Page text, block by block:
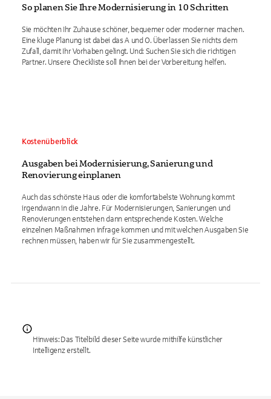
So planen Sie Ihre Modernisierung in 10 Schritten
Sie möchten Ihr Zuhause schöner, bequemer oder moderner machen.
Eine kluge Planung ist dabei das A und O. Überlassen Sie nichts dem
Zufall, damit Ihr Vorhaben gelingt. Und: Suchen Sie sich die richtigen
Partner. Unsere Checkliste soll Ihnen bei der Vorbereitung helfen.
Kostenüberblick
Ausgaben bei Modernisierung, Sanierung und
Renovierung einplanen
Auch das schönste Haus oder die komfortabelste Wohnung kommt
irgendwann in die Jahre. Für Modernisierungen, Sanierungen und
Renovierungen entstehen dann entsprechende Kosten. Welche
einzelnen Maßnahmen infrage kommen und mit welchen Ausgaben Sie
rechnen müssen, haben wir für Sie zusammengestellt.
Hinweis: Das Titelbild dieser Seite wurde mithilfe künstlicher
Intelligenz erstellt.